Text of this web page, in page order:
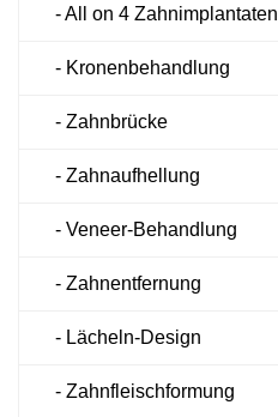
Patientenleitfaden
Bloggen
Kontakt
- All on 4 Zahnimplantaten
- Kronenbehandlung
- Zahnbrücke
- Zahnaufhellung
- Veneer-Behandlung
- Zahnentfernung
- Lächeln-Design
- Zahnfleischformung